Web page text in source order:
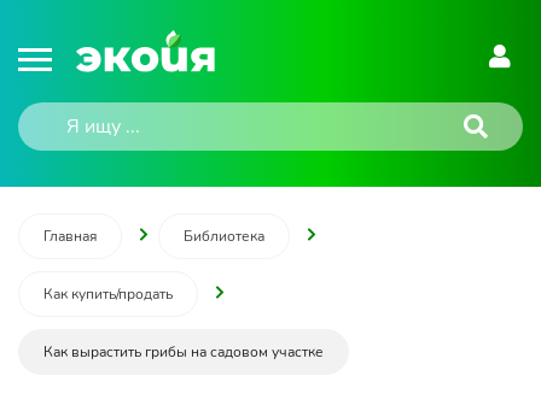
Главная Библиотека
Как купить/продать
Как вырастить грибы на садовом участке